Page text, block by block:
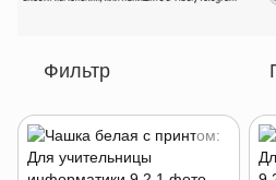
Фильтр